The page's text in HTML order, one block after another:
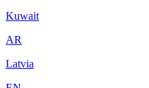
Kuwait
AR
Latvia